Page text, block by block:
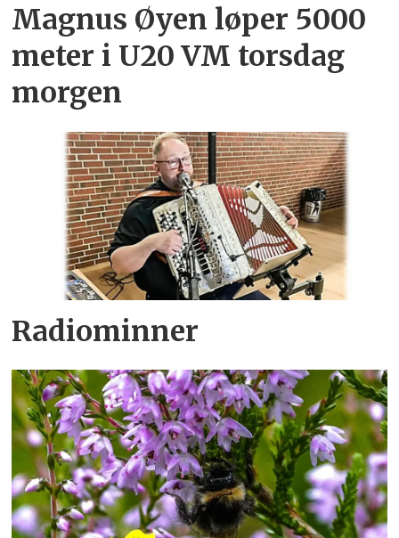
Magnus Øyen løper 5000
meter i U20 VM torsdag
morgen
Radiominner